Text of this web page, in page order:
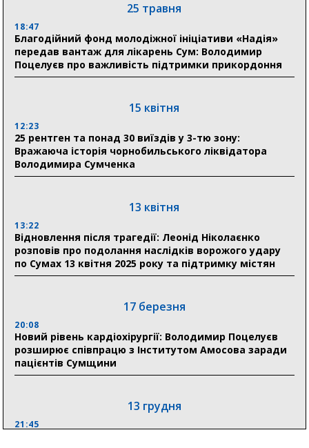
Сумщини пояснив, як отримати допомогу на зиму
17:52
«Укрексімбанк» припиняє виплату пенсій: у
Пенсійному фонді Сумщини пояснили, що робити
людям
відзнаки «Почесного громадянина міста Суми»
30 липня
Сумська клінічна лікарня Святого Пантелеймона
18:33
Олексій Романько долучився до обговорення Плану
стійкості Сумщини з Прем’єр-міністром
Місто посилює міжнародну співпрацю: Суми
отримали 12 потужних станцій для Пунктів обігріву
25 травня
18:47
Благодійний фонд молодіжної ініціативи «Надія»
передав вантаж для лікарень Сум: Володимир
Поцелуєв про важливість підтримки прикордоння
15 квітня
12:23
25 рентген та понад 30 виїздів у 3-тю зону:
Вражаюча історія чорнобильського ліквідатора
Володимира Сумченка
13 квітня
13:22
Відновлення після трагедії: Леонід Ніколаєнко
розповів про подолання наслідків ворожого удару
по Сумах 13 квітня 2025 року та підтримку містян
17 березня
20:08
Новий рівень кардіохірургії: Володимир Поцелуєв
розширює співпрацю з Інститутом Амосова заради
пацієнтів Сумщини
13 грудня
21:45